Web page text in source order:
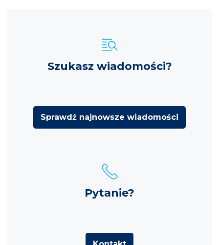
Szukasz wiadomości?
Sprawdź najnowsze wiadomości
Pytanie?